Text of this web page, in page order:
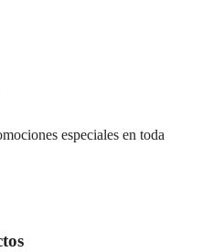
especiales en toda